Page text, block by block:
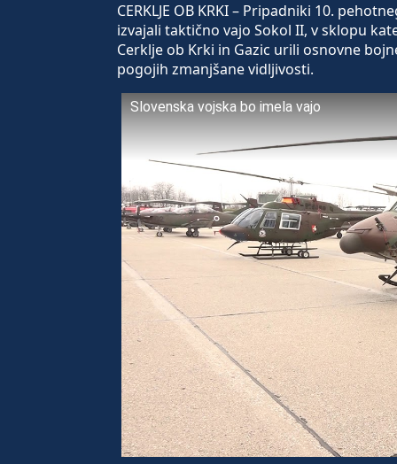
CERKLJE OB KRKI – Pripadniki 10.
izvajali taktično vajo Sokol II, v sklopu
Cerklje ob Krki in Gazic urili osnovne
pogojih zmanjšane vidljivosti.
Slovenska vojska bo imela vajo